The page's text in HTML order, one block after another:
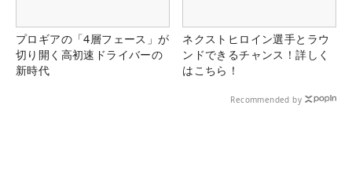
プロギアの「4層フェース」が
切り開く高初速ドライバーの
新時代
ネクストヒロイン選手とラウ
ンドできるチャンス！詳しく
はこちら！
Recommended by